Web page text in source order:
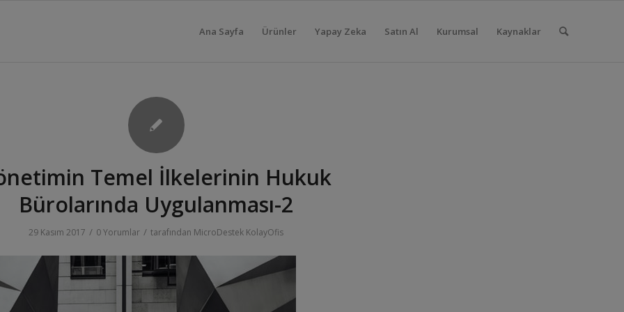
Ana Sayfa Ürünler Yapay Zeka Satın Al Kurumsal Kaynaklar
Temel İlkelerinin Hukuk
Bürolarında Uygulanması-2
29 Kasım 2017 / 0 Yorumlar / tarafından MicroDestek KolayOfis